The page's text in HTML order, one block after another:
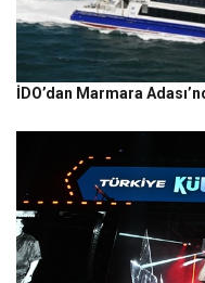
İDO’dan Marmara